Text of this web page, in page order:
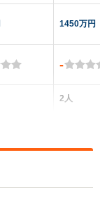
1450万円
-
2人